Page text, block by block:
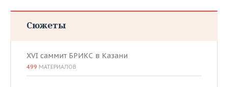
Сюжеты
XVI саммит БРИКС в Казани
499 МАТЕРИАЛОВ